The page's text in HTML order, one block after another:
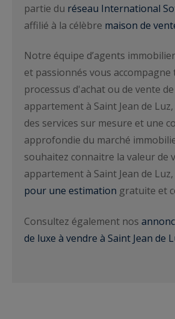
partie du réseau International
affilié à la célèbre maison de
Notre équipe d’agents
et passionnés vous
processus d'achat ou de vente
appartement à Saint Jean de
des services sur mesure et une
approfondie du marché
souhaitez connaitre la valeur de
appartement à Saint Jean de Luz,
pour une estimation gratuite et
Consultez également nos
de luxe à vendre à Saint Jean de